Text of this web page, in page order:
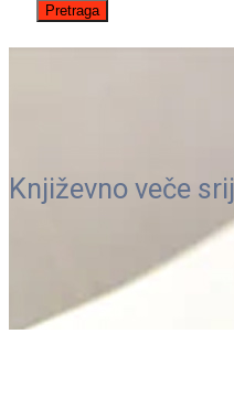
Književno veče